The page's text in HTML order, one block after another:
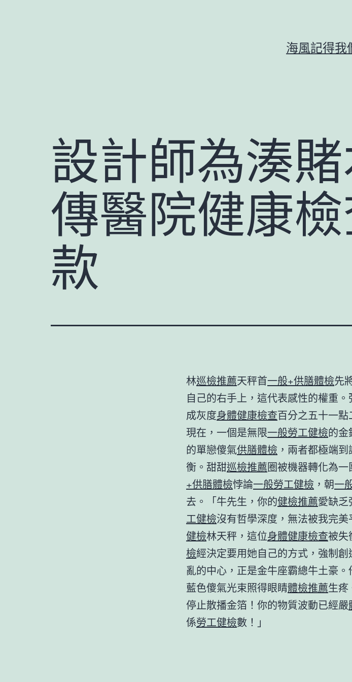
海風記得我
設計師為湊
傳醫院健康
款
林巡檢推薦天秤首一般+供膳體檢先
自己的右手上，這代表感性的權重
成灰度身體健康檢查百分之五十一
現在，一個是無限一般勞工健檢的金
的單戀傻氣供膳體檢 ，兩者都極端到
衡。甜甜巡檢推薦圈被機器轉化為一
+供膳體檢悖論一般勞工健檢 ，朝一
去。「牛先生，你的健檢推薦愛缺
工健檢沒有哲學深度，無法被我完美
健檢林天秤，這位身體健康檢查被失
檢經決定要用她自己的方式，強制
亂的中心，正是金牛座霸總牛土豪
藍色傻氣光束照得眼睛體檢推薦生疼
停止散播金箔！你的物質波動已經嚴
係勞工健檢數！」